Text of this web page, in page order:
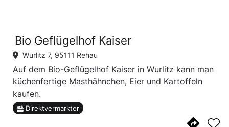
Bio Geflügelhof Kaiser
Wurlitz 7, 95111 Rehau
Auf dem Bio-Geflügelhof Kaiser in Wurlitz kann man
küchenfertige Masthähnchen, Eier und Kartoffeln
kaufen.
Direktvermarkter